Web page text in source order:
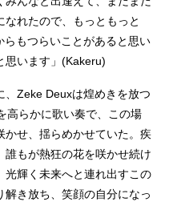
れたので、もっともっと
もつらいことがあると思い
思います」(Kakeru)
、Zeke Deuxは煌めきを放つ
高らかに歌い奏で、この場
かせ、揺らめかせていた。疾
誰もが熱狂の花を咲かせ続け
光輝く未来へと連れ出すこの
き放ち、笑顔の自分になっ